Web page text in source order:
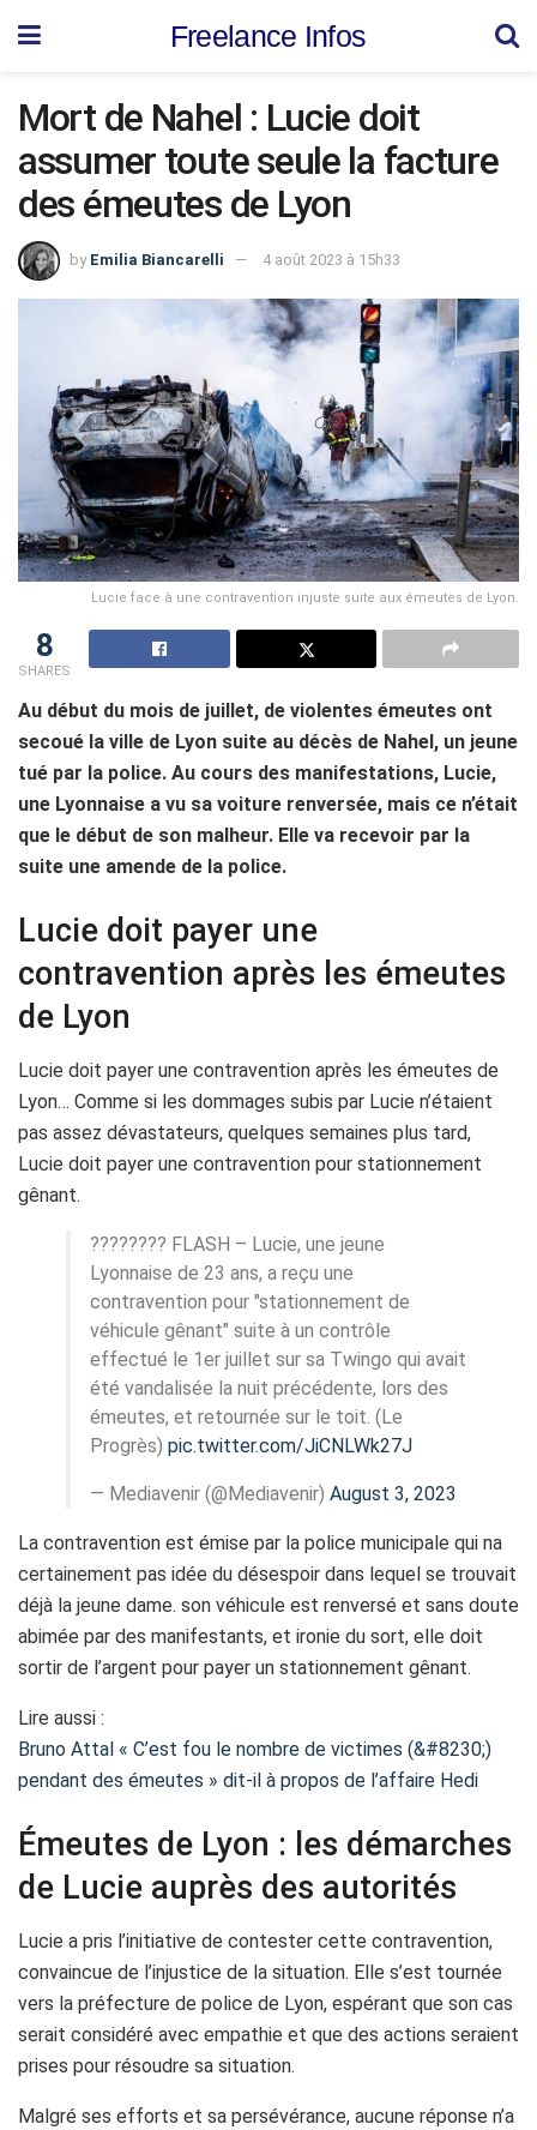
Freelance Infos
Mort de Nahel : Lucie doit
assumer toute seule la facture
des émeutes de Lyon
by Emilia Biancarelli 4 août 2023 à 15h33
Lucie face à une contravention injuste suite aux émeutes de Lyon.
8
SHARES
Au début du mois de juillet, de violentes émeutes ont
secoué la ville de Lyon suite au décès de Nahel, un jeune
tué par la police. Au cours des manifestations, Lucie,
une Lyonnaise a vu sa voiture renversée, mais ce n’était
que le début de son malheur. Elle va recevoir par la
suite une amende de la police.
Lucie doit payer une
contravention après les émeutes
de Lyon
Lucie doit payer une contravention après les émeutes de
Lyon… Comme si les dommages subis par Lucie n’étaient
pas assez dévastateurs, quelques semaines plus tard,
Lucie doit payer une contravention pour stationnement
gênant.
???????? FLASH – Lucie, une jeune
Lyonnaise de 23 ans, a reçu une
contravention pour "stationnement de
véhicule gênant" suite à un contrôle
effectué le 1er juillet sur sa Twingo qui avait
été vandalisée la nuit précédente, lors des
émeutes, et retournée sur le toit. (Le
Progrès) pic.twitter.com/JiCNLWk27J
— Mediavenir (@Mediavenir) August 3, 2023
La contravention est émise par la police municipale qui na
certainement pas idée du désespoir dans lequel se trouvait
déjà la jeune dame. son véhicule est renversé et sans doute
abimée par des manifestants, et ironie du sort, elle doit
sortir de l’argent pour payer un stationnement gênant.
Lire aussi :
Bruno Attal « C’est fou le nombre de victimes (&#8230;)
pendant des émeutes » dit-il à propos de l’affaire Hedi
Émeutes de Lyon : les démarches
de Lucie auprès des autorités
Lucie a pris l’initiative de contester cette contravention,
convaincue de l’injustice de la situation. Elle s’est tournée
vers la préfecture de police de Lyon, espérant que son cas
serait considéré avec empathie et que des actions seraient
prises pour résoudre sa situation.
Malgré ses efforts et sa persévérance, aucune réponse n’a